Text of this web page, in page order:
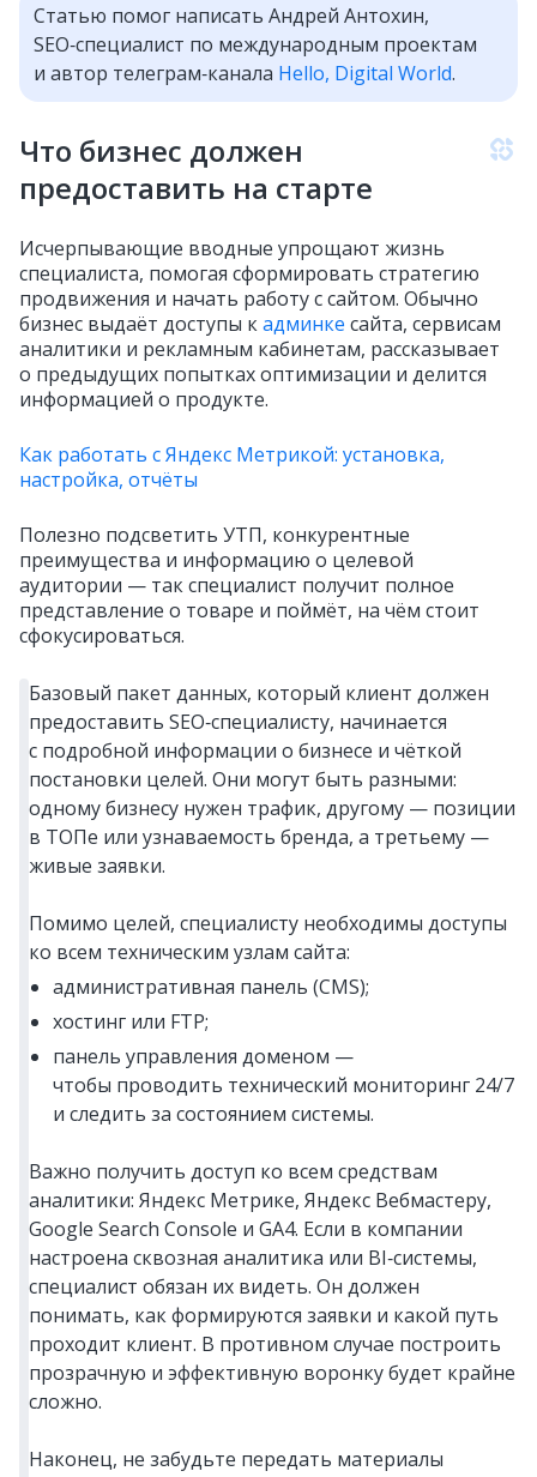
Статью помог написать Андрей Антохин,
SEO‑специалист по международным проектам
и автор телеграм‑канала Hello, Digital World.
Что бизнес должен
предоставить на старте
Исчерпывающие вводные упрощают жизнь
специалиста, помогая сформировать стратегию
продвижения и начать работу с сайтом. Обычно
бизнес выдаёт доступы кадминке сайта, сервисам
аналитики и рекламным кабинетам, рассказывает
о предыдущих попытках оптимизации и делится
информацией о продукте.
Как работать с Яндекс Метрикой: установка,
настройка, отчёты
Полезно подсветить УТП, конкурентные
преимущества и информацию о целевой
аудитории — так специалист получит полное
представление о товаре и поймёт, на чём стоит
сфокусироваться.
Базовый пакет данных, который клиент должен
предоставить SEO‑специалисту, начинается
с подробной информации о бизнесе и чёткой
постановки целей. Они могут быть разными:
одному бизнесу нужен трафик, другому — позиции
в ТОПе или узнаваемость бренда, а третьему —
живые заявки.
Помимо целей, специалисту необходимы доступы
ко всем техническим узлам сайта:
административная панель (CMS);
хостинг или FTP;
панель управления доменом —
чтобы проводить технический мониторинг 24/7
и следить за состоянием системы.
Важно получить доступ ко всем средствам
аналитики: Яндекс Метрике, Яндекс Вебмастеру,
Google Search Console и GA4. Если в компании
настроена сквозная аналитика или BI‑системы,
специалист обязан их видеть. Он должен
понимать, как формируются заявки и какой путь
проходит клиент. В противном случае построить
прозрачную и эффективную воронку будет крайне
сложно.
Наконец, не забудьте передать материалы